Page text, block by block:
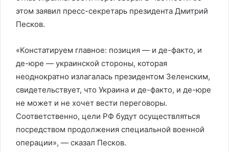
этом заявил пресс-секретарь президента Дмитрий
Песков.
«Констатируем главное: позиция — и де-факто, и
де-юре — украинской стороны, которая
неоднократно излагалась президентом Зеленским,
свидетельствует, что Украина и де-факто, и де-юре
не может и не хочет вести переговоры.
Соответственно, цели РФ будут осуществляться
посредством продолжения специальной военной
операции», — сказал Песков.